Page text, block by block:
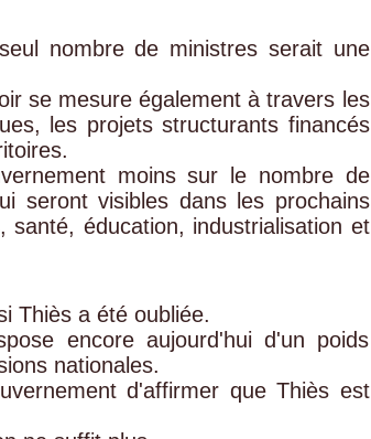
nombre de ministres serait une
se mesure également à travers les
les projets structurants financés
moins sur le nombre de
seront visibles dans les prochains
éducation, industrialisation et
Thiès a été oubliée.
encore aujourd'hui d'un poids
nationales.
d'affirmer que Thiès est